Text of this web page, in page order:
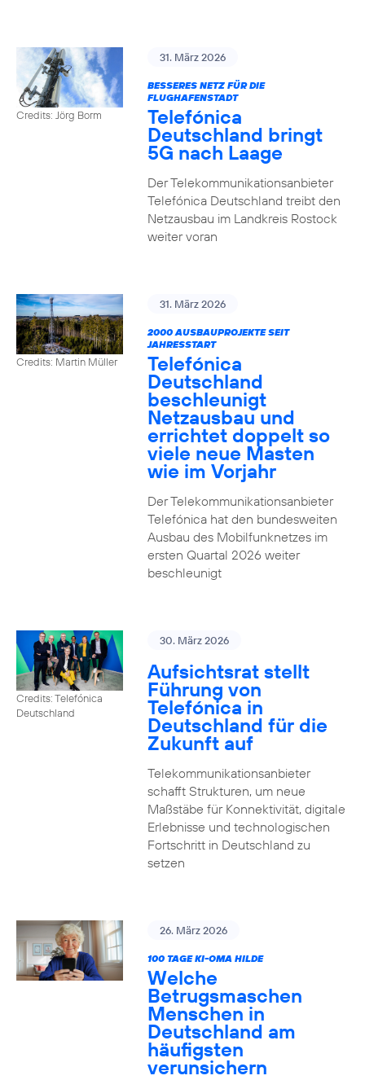
Credits: Jörg Borm
31. März 2026
BESSERES NETZ FÜR DIE
FLUGHAFENSTADT
Telefónica
Deutschland bringt
5G nach Laage
Der Telekommunikationsanbieter
Telefónica Deutschland treibt den
Netzausbau im Landkreis Rostock
weiter voran
Credits: Martin Müller
31. März 2026
2000 AUSBAUPROJEKTE SEIT
JAHRESSTART
Telefónica
Deutschland
beschleunigt
Netzausbau und
errichtet doppelt so
viele neue Masten
wie im Vorjahr
Der Telekommunikationsanbieter
Telefónica hat den bundesweiten
Ausbau des Mobilfunknetzes im
ersten Quartal 2026 weiter
beschleunigt
Credits: Telefónica
Deutschland
30. März 2026
Aufsichtsrat stellt
Führung von
Telefónica in
Deutschland für die
Zukunft auf
Telekommunikationsanbieter
schafft Strukturen, um neue
Maßstäbe für Konnektivität, digitale
Erlebnisse und technologischen
Fortschritt in Deutschland zu
setzen
26. März 2026
100 TAGE KI-OMA HILDE
Welche
Betrugsmaschen
Menschen in
Deutschland am
häufigsten
verunsichern